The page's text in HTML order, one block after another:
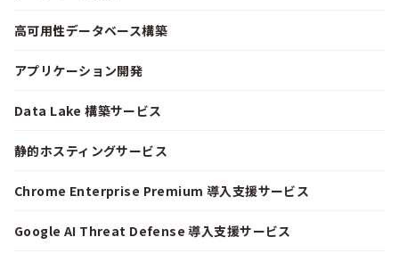
高可用性データベース構築
アプリケーション開発
Data Lake 構築サービス
静的ホスティングサービス
Chrome Enterprise Premium 導入支援サービス
Google AI Threat Defense 導入支援サービス